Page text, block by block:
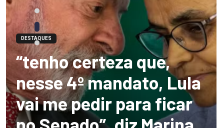
DESTAQUES
“tenho certeza que,
nesse 4º mandato, Lula
vai me pedir para ficar